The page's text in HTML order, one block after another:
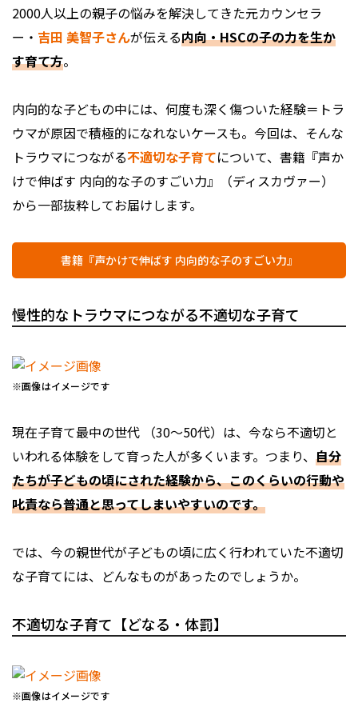
2000人以上の親子の悩みを解決してきた元カウンセラ
ー・ 吉田 美智子さんが伝える内向・HSCの子の力を生か
す育て方。
内向的な子どもの中には、何度も深く傷ついた経験＝トラ
ウマが原因で積極的になれないケースも。今回は、そんな
トラウマにつながる不適切な子育てについて、書籍『声か
けで伸ばす 内向的な子のすごい力』（ディスカヴァー）
から一部抜粋してお届けします。
書籍『声かけで伸ばす 内向的な子のすごい力』
慢性的なトラウマにつながる不適切な子育て
※画像はイメージです
現在子育て最中の世代 （30～50代）は、今なら不適切と
いわれる体験をして育った人が多くいます。つまり、 自分
たちが子どもの頃にされた経験から、このくらいの行動や
叱責なら普通と思ってしまいやすいのです。
では、今の親世代が子どもの頃に広く行われていた不適切
な子育てには、どんなものがあったのでしょうか。
不適切な子育て【どなる・体罰】
※画像はイメージです